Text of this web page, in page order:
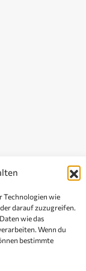
Technologien wie
darauf zuzugreifen.
wie das
Wenn du
bestimmte